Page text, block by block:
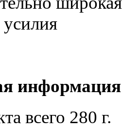
информация
всего 280 г.